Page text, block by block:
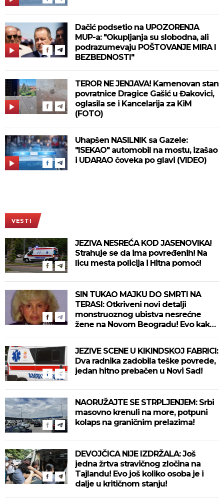
Dačić podsetio na UPOZORENJA
MUP-a: "Okupljanja su slobodna, ali
podrazumevaju POŠTOVANJE MIRA I
BEZBEDNOSTI"
TEROR NE JENJAVA! Kamenovan stan
povratnice Dragice Gašić u Đakovici,
oglasila se i Kancelarija za KiM
(FOTO)
Uhapšen NASILNIK sa Gazele:
"ISEKAO" automobil na mostu, izašao
i UDARAO čoveka po glavi (VIDEO)
VESTI
JEZIVA NESREĆA KOD JASENOVIKA!
Strahuje se da ima povređenih! Na
licu mesta policija i Hitna pomoć!
SIN TUKAO MAJKU DO SMRTI NA
TERASI: Otkriveni novi detalji
monstruoznog ubistva nesrećne
žene na Novom Beogradu! Evo kako
JEZIVE SCENE U KIKINDSKOJ FABRICI:
Dva radnika zadobila teške povrede,
jedan hitno prebačen u Novi Sad!
NAORUŽAJTE SE STRPLJENJEM: Srbi
masovno krenuli na more, potpuni
kolaps na graničnim prelazima!
DEVOJČICA NIJE IZDRŽALA: Još
jedna žrtva stravičnog zločina na
Tajlandu! Evo još koliko osoba je i
dalje u kritičnom stanju!